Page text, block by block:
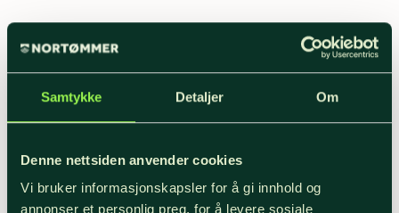
Samtykke Detaljer Om
Denne nettsiden anvender cookies
Vi bruker informasjonskapsler for å gi innhold og
annonser et personlig preg, for å levere sosiale